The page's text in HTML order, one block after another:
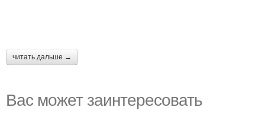
читать дальше →
Вас может заинтересовать